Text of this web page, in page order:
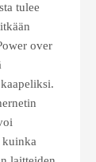
tulee
over
kuinka